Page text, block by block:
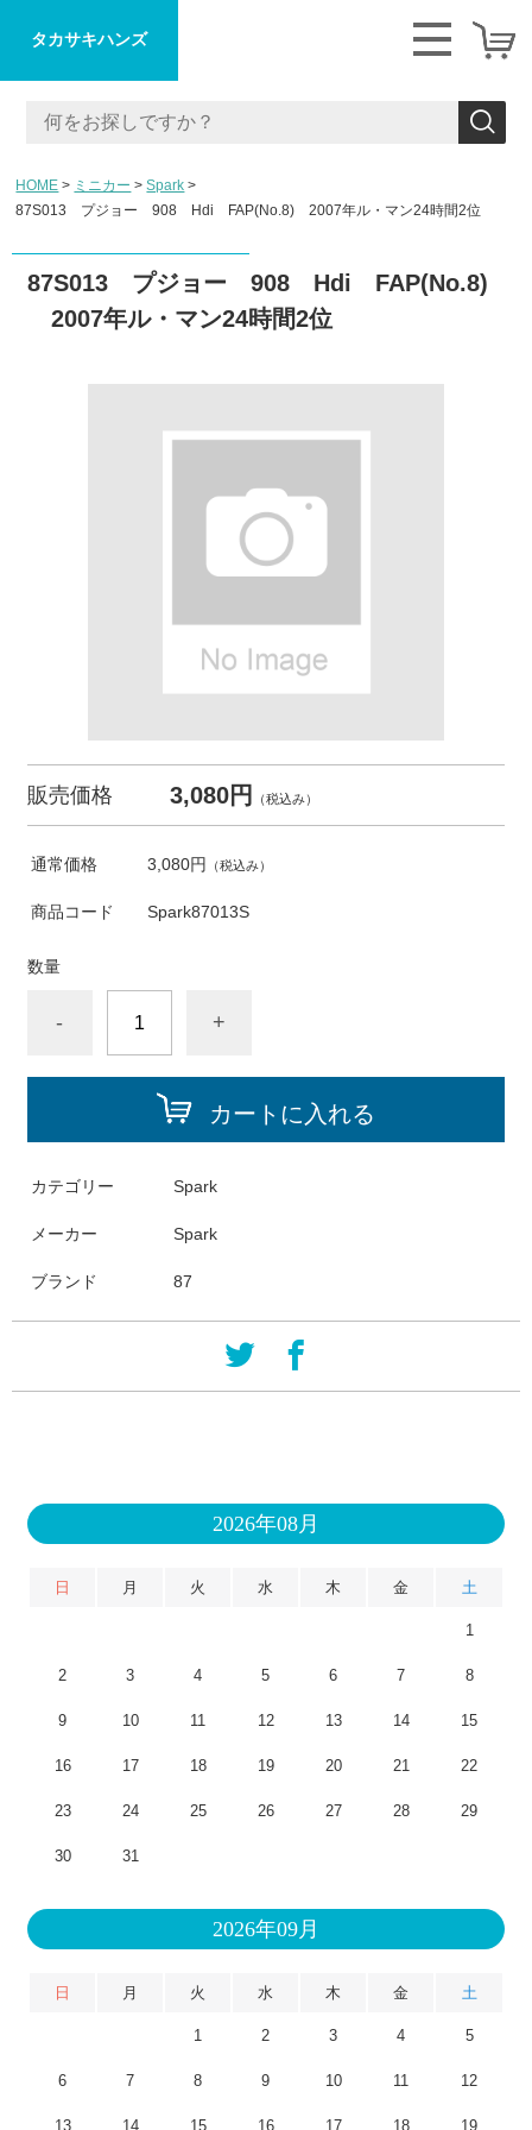
タカサキハンズ
HOME ミニカー
Spark
87S013 プジョー 908 Hdi FAP(No.8) 2007年ル・マン24時間2位
87S013 プジョー 908 Hdi FAP(No.8)
2007年ル・マン24時間2位
販売価格 3,080円 （税込み）
通常価格 3,080円 （税込み）
商品コード Spark87013S
数量
- +
カートに入れる
カテゴリー Spark
メーカー Spark
ブランド 87
2026年08月
日 月 火 水 木 金 土
1
2 3 4 5 6 7 8
9 10 11 12 13 14 15
16 17 18 19 20 21 22
23 24 25 26 27 28 29
30 31
2026年09月
日 月 火 水 木 金 土
1 2 3 4 5
6 7 8 9 10 11 12
13 14 15 16 17 18 19